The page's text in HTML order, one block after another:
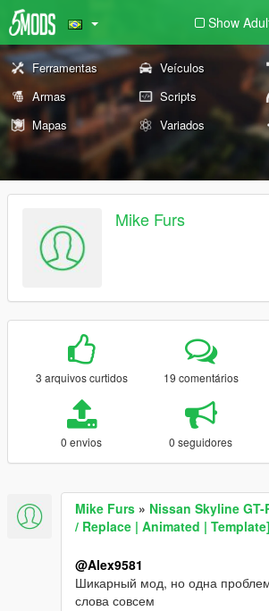
Show
Ferramentas Veículos
Armas
Scripts
Mapas
Variados
Mike Furs
3 arquivos curtidos 19 comentários
0 envios 0 seguidores
Mike Furs » Nissan Skyline
/ Replace | Animated | Template]
@Alex9581
Шикарный мод, но одна
слова совсем